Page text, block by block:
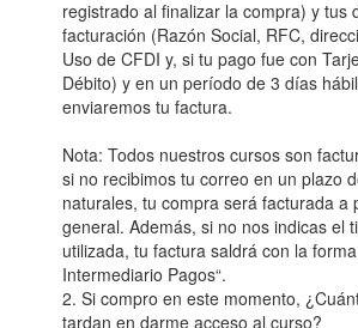
registrado al finalizar la compra) y tus
facturación (Razón Social, RFC,
Uso de CFDI y, si tu pago fue con
Débito) y en un período de 3 días
enviaremos tu factura.
Nota: Todos nuestros cursos son
si no recibimos tu correo en un plazo
naturales, tu compra será facturada a
general. Además, si no nos indicas el
utilizada, tu factura saldrá con la
Intermediario Pagos“.
2. Si compro en este momento,
tardan en darme acceso al curso?